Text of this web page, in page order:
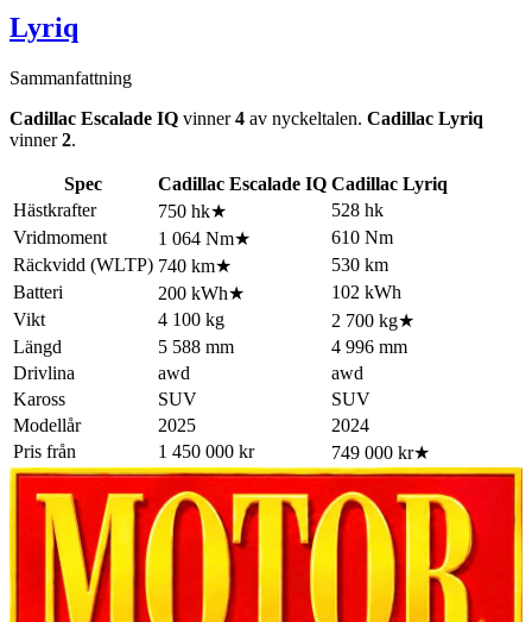
Lyriq
Sammanfattning
Cadillac Escalade IQ vinner4 av nyckeltalen. Cadillac Lyriq
vinner2.
Spec Cadillac Escalade IQ Cadillac Lyriq
Hästkrafter
750 hk★
528 hk
Vridmoment
1 064 Nm★
610 Nm
Räckvidd (WLTP) 740 km★
530 km
Batteri
200 kWh★
102 kWh
Vikt
4 100 kg 2 700 kg★
Längd
5 588 mm
4 996 mm
Drivlina
awd
awd
Kaross
SUV
SUV
Modellår
2025
2024
Pris från
1 450 000 kr 749 000 kr★